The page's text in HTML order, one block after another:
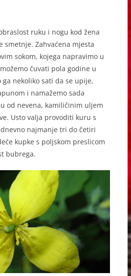
ruku i nogu kod žena
smetnje. Zahvaćena mjesta
sokom, kojega napravimo u
čuvati pola godine u
nekoliko sati da se upije,
i namažemo sada
od nevena, kamiličinim uljem
Usto valja provoditi kuru s
najmanje tri do četiri
kupke s poljskom preslicom
bubrega.